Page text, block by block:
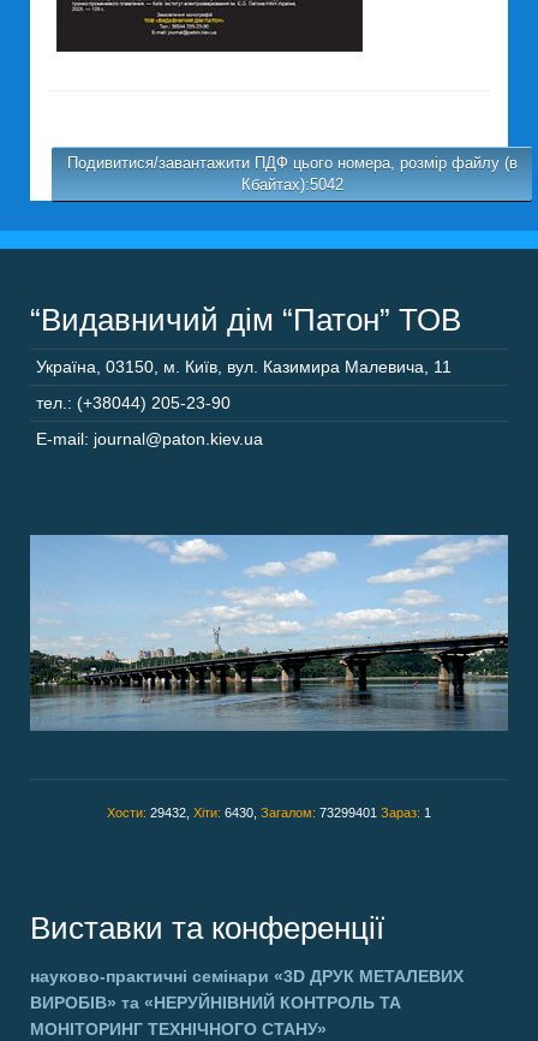
Подивитися/завантажити ПДФ цього номера, розмір файлу (в
Кбайтах):5042
“Видавничий дім “Патон” ТОВ
Україна 03150 м. Київ, вул. Казимира Малевича, 11
тел.: (+38044) 205-23-90
E-mail: journal@paton.kiev.ua
Хости: 29432, Хіти: 6430, Загалом: 73299401 Зараз: 1
Виставки та конференції
науково-практичні семінари «3D ДРУК МЕТАЛЕВИХ
ВИРОБІВ» та «НЕРУЙНІВНИЙ КОНТРОЛЬ ТА
МОНІТОРИНГ ТЕХНІЧНОГО СТАНУ»